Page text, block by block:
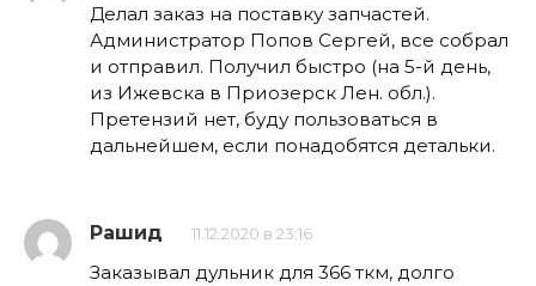
Делал заказ на поставку запчастей.
Администратор Попов Сергей, все собрал
и отправил. Получил быстро (на 5-й день,
из Ижевска в Приозерск Лен. обл.).
Претензий нет, буду пользоваться в
дальнейшем, если понадобятся детальки.
Рашид 11.12.2020 в 23:16
Заказывал дульник для 366 ткм, долго